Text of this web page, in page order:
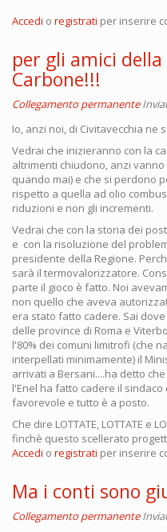
Accedi o registrati per inserire
per gli amici
Carbone!!!
Collegamento permanente
Io, anzi noi, di Civitavecchia ne
Vedrai che inizieranno con la
altrimenti chiudono, anzi
quando mai) e che si perdono
rispetto a quella ad olio
riduzioni e non gli incrementi.
Vedrai che con la storia dei
e con la risoluzione del
presidente della Regione.
sarà il termovalorizzatore.
parte il gioco è fatto. Noi
non quello che aveva
era stato fatto cadere. Sai dove
delle province di Roma e
l'80% dei comuni limitrofi (che
interpellati minimamente) il
arrivati a Bersani....ha detto
l'Enel ha fatto cadere il
favorevole e tutto è a posto.
Che dire LOTTATE, LOTTATE e
finchè questo scellerato
Accedi o registrati per inserire
Ma i conti sono
Collegamento permanente